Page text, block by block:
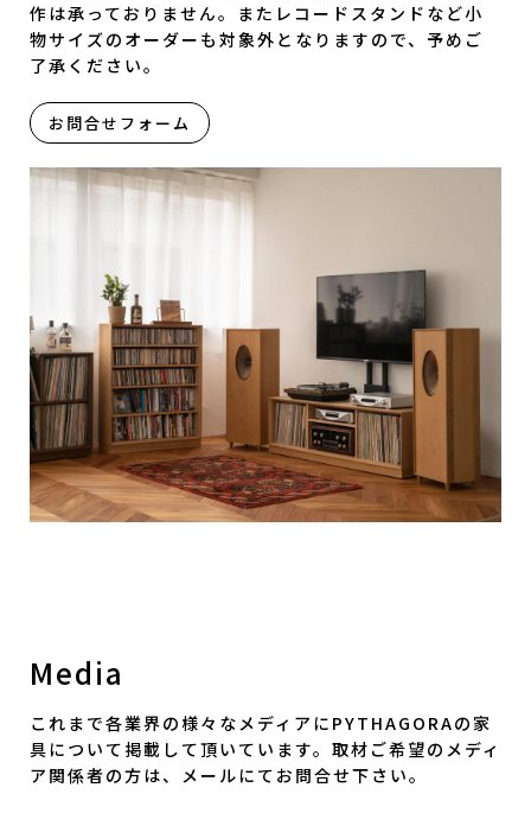
作は承っておりません。またレコードスタンドなど小
物サイズのオーダーも対象外となりますので、予めご
了承ください。
お問合せフォーム
Media
これまで各業界の様々なメディアにPYTHAGORAの家
具について掲載して頂いています。取材ご希望のメディ
ア関係者の方は、メールにてお問合せ下さい。